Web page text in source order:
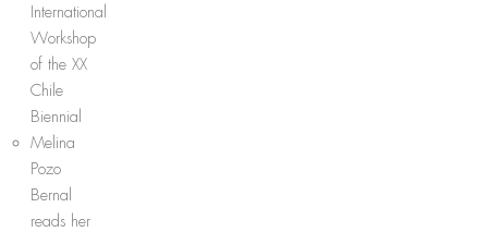
International
Workshop
of the XX
Chile
Biennial
Melina
Pozo
Bernal
reads her